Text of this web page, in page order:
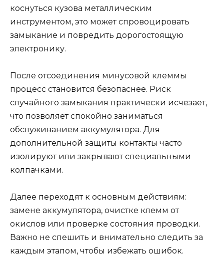
коснуться кузова металлическим
инструментом, это может спровоцировать
замыкание и повредить дорогостоящую
электронику.
После отсоединения минусовой клеммы
процесс становится безопаснее. Риск
случайного замыкания практически исчезает,
что позволяет спокойно заниматься
обслуживанием аккумулятора. Для
дополнительной защиты контакты часто
изолируют или закрывают специальными
колпачками.
Далее переходят к основным действиям:
замене аккумулятора, очистке клемм от
окислов или проверке состояния проводки.
Важно не спешить и внимательно следить за
каждым этапом, чтобы избежать ошибок.